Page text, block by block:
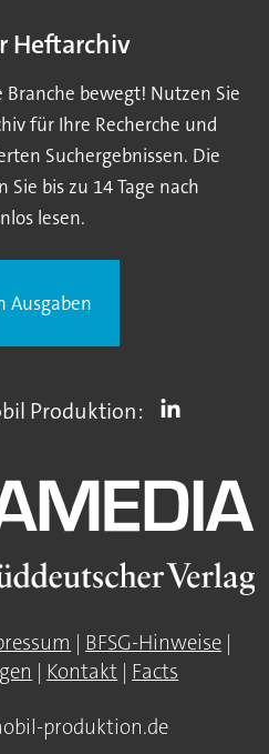
Heftarchiv
Branche bewegt! Nutzen Sie
für Ihre Recherche und
Suchergebnissen. Die
bis zu 14 Tage nach
lesen.
Ausgaben
Produktion:
BFSG-Hinweise
Kontakt Facts
produktion.de